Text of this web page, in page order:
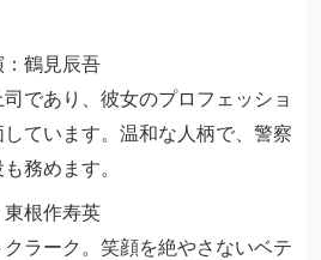
鶴見辰吾
であり、彼女のプロフェッショ
ています。温和な人柄で、警察
務めます。
根作寿英
ラーク。笑顔を絶やさないベテ